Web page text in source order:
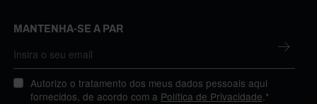
MANTENHA-SE A PAR
Autorizo o tratamento dos meus dados pessoais aqui
fornecidos, de acordo com a Política de Privacidade .*